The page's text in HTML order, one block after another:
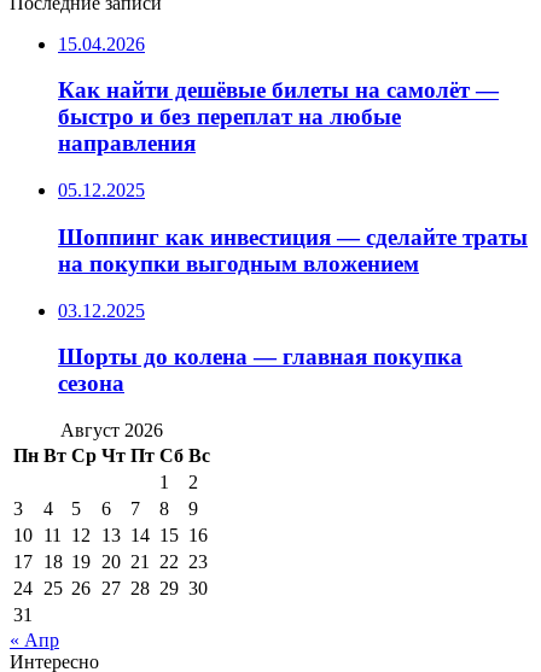
15.04.2026
Как найти дешёвые билеты на самолёт —
быстро и без переплат на любые
направления
05.12.2025
Шоппинг как инвестиция — сделайте траты
на покупки выгодным вложением
03.12.2025
Шорты до колена — главная покупка
сезона
Август 2026
Пн Вт Ср Чт Пт Сб Вс
1
2
3
4 5 6 7 8
9
10 11 12 13 14 15 16
17 18 19 20 21 22 23
24 25 26 27 28 29 30
31
« Апр
Интересно